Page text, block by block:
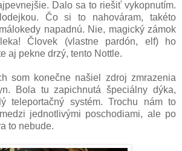
Dalo sa to riešiť vykopnutím.
Čo si to nahováram, takéto
napadnú. Nie, magický zámok
Človek (vlastne pardón, elf) ho
aj pekne drzý, tento Nottle.
som konečne našiel zdroj zmrazenia
Bola tu zapichnutá špeciálny dýka,
teleportačný systém. Trochu nám to
jednotlivými poschodiami, ale po
to nebude.